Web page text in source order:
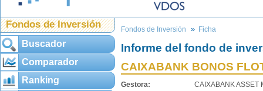
Fondos de Inversión
Buscador
Comparador
Ranking
Fondos de Inversión Ficha
Informe del fondo de
CAIXABANK BONOS
Gestora:
CAIXABANK ASSET